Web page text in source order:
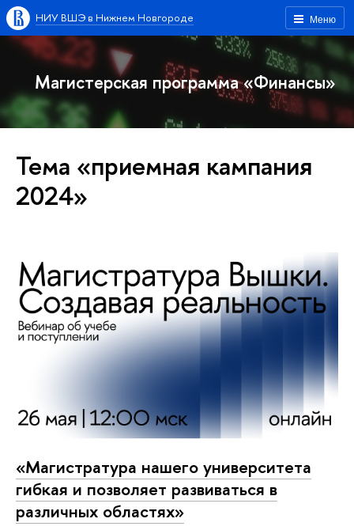
Меню
НИУ ВШЭ в Нижнем Новгороде
Магистерская программа «Финансы»
Тема «приемная кампания
2024»
«Магистратура нашего университета
гибкая и позволяет развиваться в
различных областях»